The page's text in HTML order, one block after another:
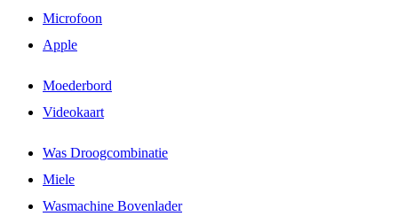
Microfoon
Apple
Moederbord
Videokaart
Was Droogcombinatie
Miele
Wasmachine Bovenlader